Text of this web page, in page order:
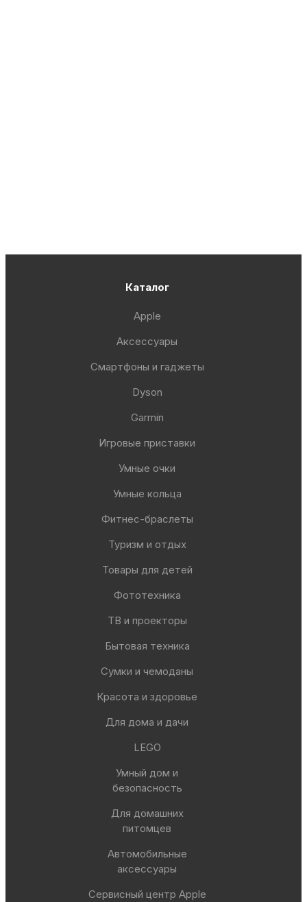
Каталог
Apple
Аксессуары
Смартфоны и гаджеты
Dyson
Garmin
Игровые приставки
Умные очки
Умные кольца
Фитнес-браслеты
Туризм и отдых
Товары для детей
Фототехника
ТВ и проекторы
Бытовая техника
Сумки и чемоданы
Красота и здоровье
Для дома и дачи
LEGO
Умный дом и
безопасность
Для домашних
питомцев
Автомобильные
аксессуары
Сервисный центр Apple